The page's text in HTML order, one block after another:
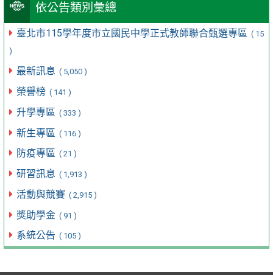
依公告類別彙總
臺北市115學年度市立國民中學正式教師聯合甄選專區 ( 15
)
最新訊息 ( 5,050 )
榮譽榜 ( 141 )
升學專區 ( 333 )
新生專區 ( 116 )
防疫專區 ( 21 )
研習訊息 ( 1,913 )
活動與競賽 ( 2,915 )
獎助學金 ( 91 )
系統公告 ( 105 )